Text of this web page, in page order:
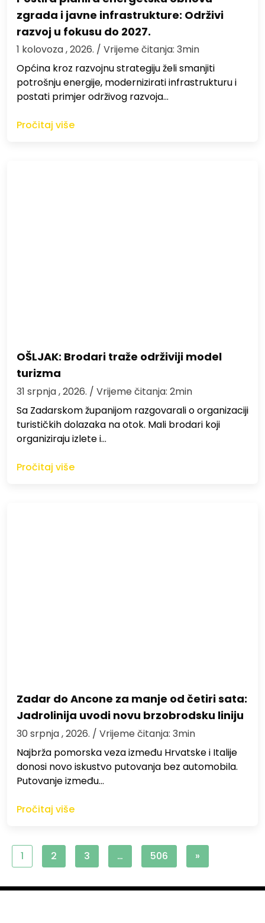
zgrada i javne infrastrukture: Održivi
razvoj u fokusu do 2027.
1 kolovoza , 2026. / Vrijeme čitanja: 3min
Općina kroz razvojnu strategiju želi smanjiti
potrošnju energije, modernizirati infrastrukturu i
postati primjer održivog razvoja…
Pročitaj više
OŠLJAK: Brodari traže održiviji model
turizma
31 srpnja , 2026. / Vrijeme čitanja: 2min
Sa Zadarskom županijom razgovarali o organizaciji
turističkih dolazaka na otok. Mali brodari koji
organiziraju izlete i…
Pročitaj više
Zadar do Ancone za manje od četiri sata:
Jadrolinija uvodi novu brzobrodsku liniju
30 srpnja , 2026. / Vrijeme čitanja: 3min
Najbrža pomorska veza između Hrvatske i Italije
donosi novo iskustvo putovanja bez automobila.
Putovanje između…
Pročitaj više
1 2 3 … 506 »